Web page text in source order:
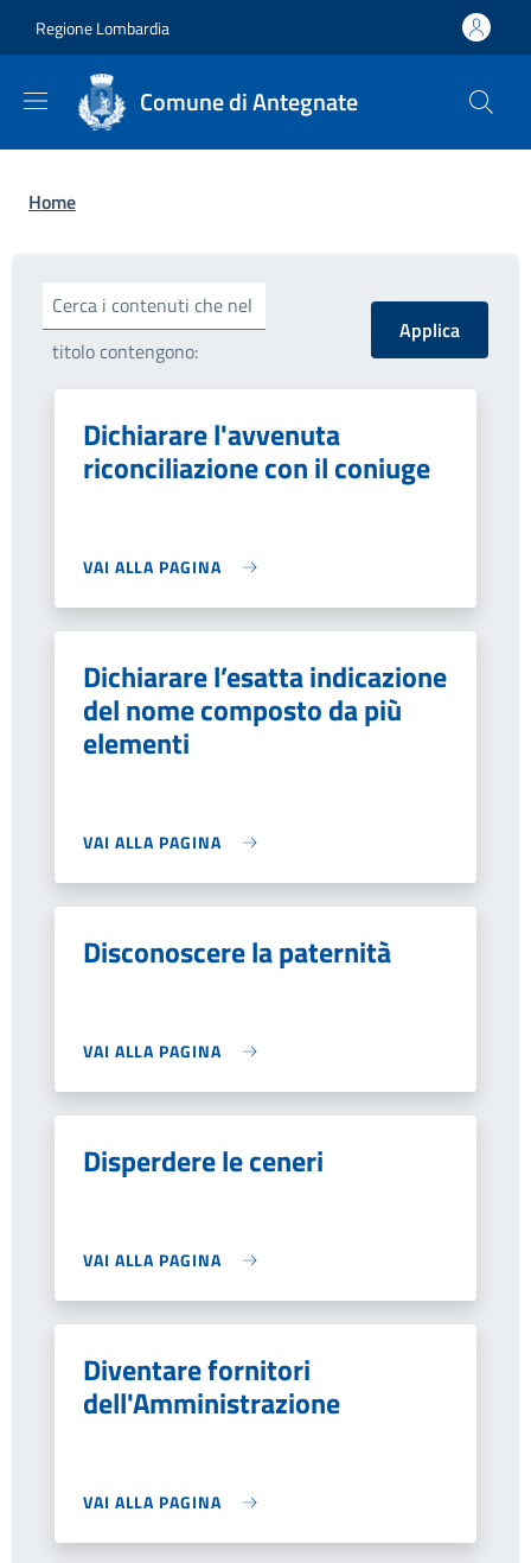
Regione Lombardia
Comune di Antegnate
Briciole di pane
Home
Cerca i contenuti che nel
titolo contengono:
Dichiarare l'avvenuta
riconciliazione con il coniuge
VAI ALLA PAGINA
Dichiarare l’esatta indicazione
del nome composto da più
elementi
VAI ALLA PAGINA
Disconoscere la paternità
VAI ALLA PAGINA
Disperdere le ceneri
VAI ALLA PAGINA
Diventare fornitori
dell'Amministrazione
VAI ALLA PAGINA